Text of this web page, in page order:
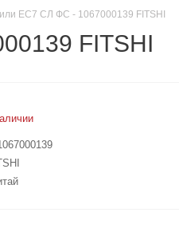
ЕС7 СЛ ФС - 1067000139 FITSHI
FITSHI